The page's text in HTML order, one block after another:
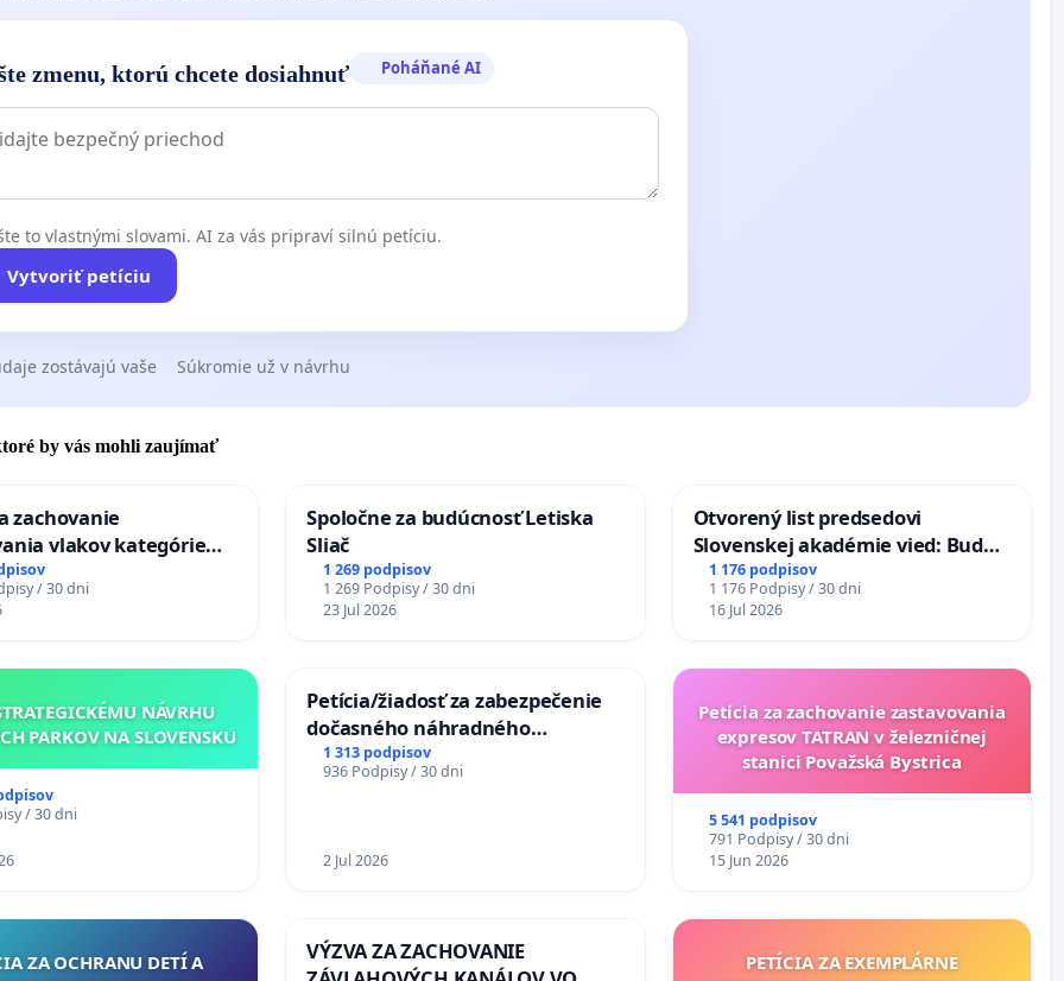
zmenu, ktorú chcete dosiahnuť Poháňané AI
to vlastnými slovami. AI za vás pripraví silnú petíciu.
Vytvoriť petíciu
zostávajú vaše Súkromie už v návrhu
by vás mohli zaujímať
zachovanie
vlakov kategórie
TATRAN v železničnej
/ 30 dni
Spoločne za budúcnosť Letiska
Sliač
1 269 podpisov
1 269 Podpisy / 30 dni
23 Jul 2026
Otvorený list predsedovi
Slovenskej akadémie vied: Bude
mať Vízia Slovenska 2040 mravnú
chrbticu?
1 176 podpisov
1 176 Podpisy / 30 dni
16 Jul 2026
NÁVRHU
PARKOV NA SLOVENSKU
/ 30 dni
Petícia/žiadosť za zabezpečenie
dočasného náhradného
premostenia Váhu počas úplnej
uzávery Vážskeho mosta v
1 313 podpisov
936 Podpisy / 30 dni
2 Jul 2026
Petícia za zachovanie zastavovania
expresov TATRAN v železničnej
stanici Považská Bystrica
5 541 podpisov
791 Podpisy / 30 dni
15 Jun 2026
ZA OCHRANU DETÍ A
VÝZVA ZA ZACHOVANIE
PETÍCIA ZA EXEMPLÁRNE